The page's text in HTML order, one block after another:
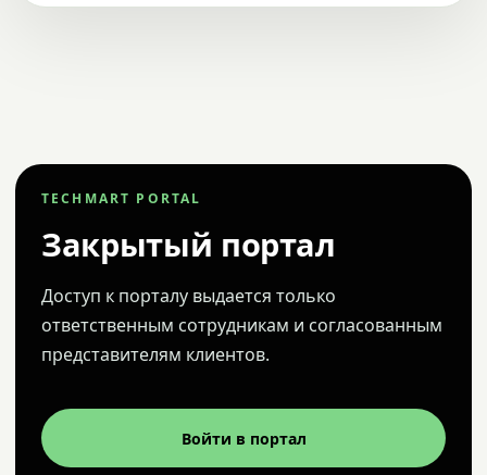
TECHMART PORTAL
Закрытый портал
Доступ к порталу выдается только
ответственным сотрудникам и согласованным
представителям клиентов.
Войти в портал